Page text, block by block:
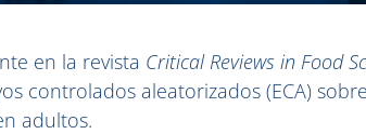
en la revista Critical Reviews in Food
controlados aleatorizados (ECA)
adultos.